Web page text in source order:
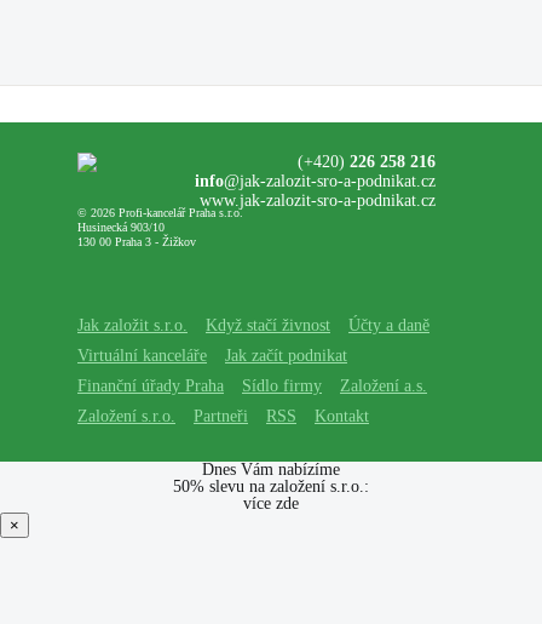
© 2026 Profi-kancelář Praha s.r.o.
Husinecká 903/10
130 00 Praha 3 - Žižkov
(+420) 226 258 216
info@jak-zalozit-sro-a-podnikat.cz
www.jak-zalozit-sro-a-podnikat.cz
Jak založit s.r.o. Když stačí živnost
Účty a daně
Virtuální kanceláře
Jak začít podnikat
Finanční úřady Praha
Sídlo firmy
Založení a.s.
Založení s.r.o.
Partneři RSS Kontakt
Dnes Vám nabízíme
50% slevu na založení s.r.o.:
více zde
×